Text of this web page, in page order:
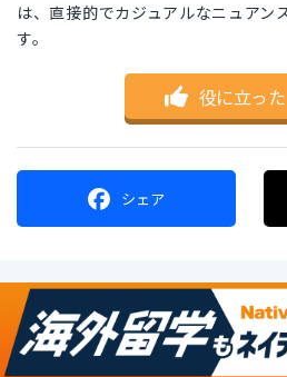
は、直接的でカジュアルなニュアン
す。
役に立った
シェア